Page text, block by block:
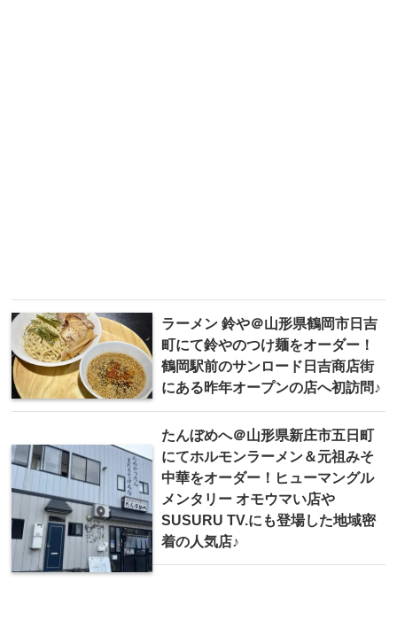
ラーメン 鈴や＠山形県鶴岡市日吉
町にて鈴やのつけ麺をオーダー！
鶴岡駅前のサンロード日吉商店街
にある昨年オープンの店へ初訪問♪
たんぼめへ＠山形県新庄市五日町
にてホルモンラーメン＆元祖みそ
中華をオーダー！ヒューマングル
メンタリー オモウマい店や
SUSURU TV.にも登場した地域密
着の人気店♪